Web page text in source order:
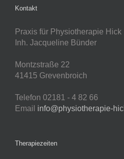
Kontakt
Praxis für Physiotherapie Hick
Inh. Jacqueline Bünder
Montzstraße 22
41415 Grevenbroich
Telefon 02181 - 4 82 66
Email info@physiotherapie-
Therapiezeiten